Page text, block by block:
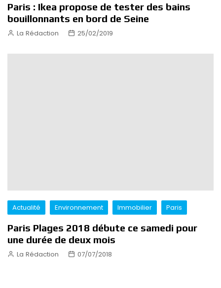
Paris : Ikea propose de tester des bains
bouillonnants en bord de Seine
La Rédaction 25/02/2019
Actualité Environnement Immobilier Paris
Paris Plages 2018 débute ce samedi pour
une durée de deux mois
La Rédaction 07/07/2018